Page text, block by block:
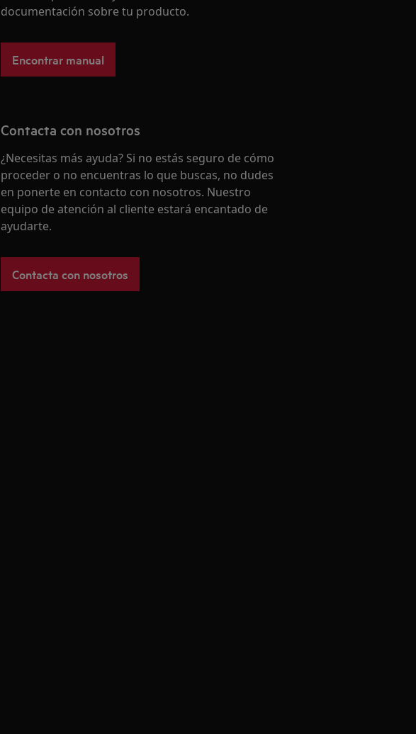
documentación sobre tu producto.
Encontrar manual
Contacta con nosotros
¿Necesitas más ayuda? Si no estás seguro de cómo
proceder o no encuentras lo que buscas, no dudes
en ponerte en contacto con nosotros. Nuestro
equipo de atención al cliente estará encantado de
ayudarte.
Contacta con nosotros